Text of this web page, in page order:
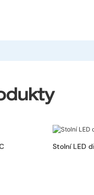
Stolní LED